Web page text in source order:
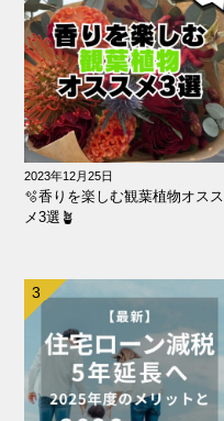
2023年12月25日
🫧香りを楽しむ観葉植物オスス
メ3選🪴